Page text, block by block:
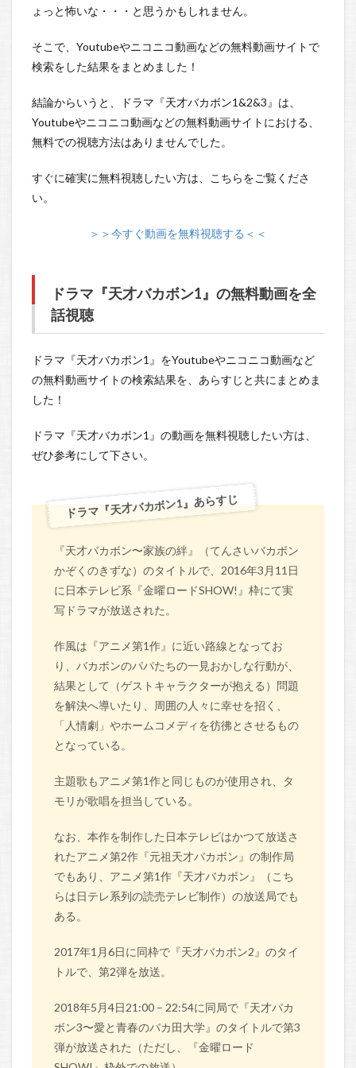
ょっと怖いな・・・と思うかもしれません。
そこで、Youtubeやニコニコ動画などの無料動画サイトで
検索をした結果をまとめました！
結論からいうと、ドラマ『天才バカボン1&2&3』は、
Youtubeやニコニコ動画などの無料動画サイトにおける、
無料での視聴方法はありませんでした。
すぐに確実に無料視聴したい方は、こちらをご覧くださ
い。
＞＞今すぐ動画を無料視聴する＜＜
ドラマ『天才バカボン1』の無料動画を全
話視聴
ドラマ『天才バカボン1』をYoutubeやニコニコ動画など
の無料動画サイトの検索結果を、あらすじと共にまとめま
した！
ドラマ『天才バカボン1』の動画を無料視聴したい方は、
ぜひ参考にして下さい。
ドラマ『天才バカボン1』あらすじ
『天才バカボン〜家族の絆』（てんさいバカボン
かぞくのきずな）のタイトルで、2016年3月11日
に日本テレビ系『金曜ロードSHOW!』枠にて実
写ドラマが放送された。
作風は『アニメ第1作』に近い路線となってお
り、バカボンのパパたちの一見おかしな行動が、
結果として（ゲストキャラクターが抱える）問題
を解決へ導いたり、周囲の人々に幸せを招く、
「人情劇」やホームコメディを彷彿とさせるもの
となっている。
主題歌もアニメ第1作と同じものが使用され、タ
モリが歌唱を担当している。
なお、本作を制作した日本テレビはかつて放送さ
れたアニメ第2作『元祖天才バカボン』の制作局
でもあり、アニメ第1作『天才バカボン』（こち
らは日テレ系列の読売テレビ制作）の放送局でも
ある。
2017年1月6日に同枠で『天才バカボン2』のタイ
トルで、第2弾を放送。
2018年5月4日21:00 – 22:54に同局で『天才バカ
ボン3〜愛と青春のバカ田大学』のタイトルで第3
弾が放送された（ただし、『金曜ロード